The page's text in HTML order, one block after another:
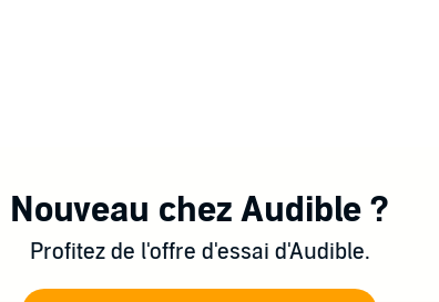
Nouveau chez Audible ?
Profitez de l'offre d'essai d'Audible.